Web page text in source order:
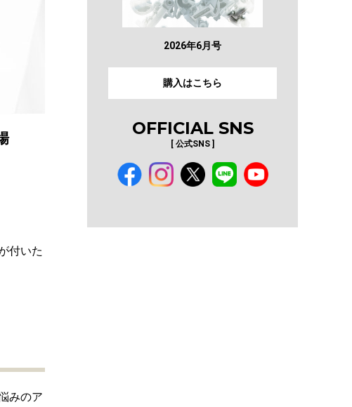
付いた
みのア
2026年6月号
購入はこちら
OFFICIAL SNS
[ 公式SNS ]